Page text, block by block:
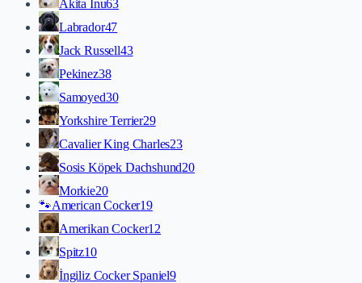
Akita İnu63
Labrador47
Jack Russell43
Pekinez38
Samoyed30
Yorkshire Terrier29
Cavalier King Charles23
Sosis Köpek Dachshund20
Morkie20
🐾American Cocker19
Amerikan Cocker12
Spitz10
İngiliz Cocker Spaniel9